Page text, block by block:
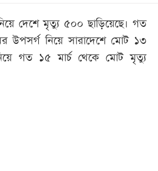
দেশে মৃত্যু ৫০০ ছাড়িয়েছে। গত
উপসর্গ নিয়ে সারাদেশে মোট ১৩
গত ১৫ মার্চ থেকে মোট মৃত্যু